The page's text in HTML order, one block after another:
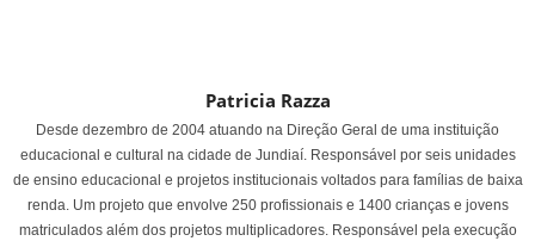
Patricia Razza
Desde dezembro de 2004 atuando na Direção Geral de uma instituição
educacional e cultural na cidade de Jundiaí. Responsável por seis unidades
de ensino educacional e projetos institucionais voltados para famílias de baixa
renda. Um projeto que envolve 250 profissionais e 1400 crianças e jovens
matriculados além dos projetos multiplicadores. Responsável pela execução